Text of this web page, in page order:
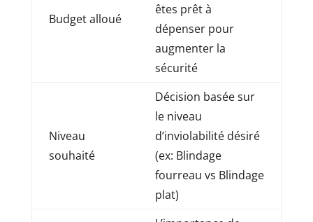
Budget alloué
êtes prêt à
dépenser pour
augmenter la
sécurité
Niveau
souhaité
Décision basée sur
le niveau
d’inviolabilité désiré
(ex: Blindage
fourreau vs Blindage
plat)